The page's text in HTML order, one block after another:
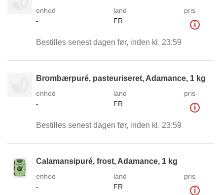
enhed
-
land
FR
pris
i
Bestilles senest dagen før, inden kl. 23:59
Brombærpuré, pasteuriseret, Adamance, 1 kg
enhed
-
land
FR
pris
i
Bestilles senest dagen før, inden kl. 23:59
Calamansipuré, frost, Adamance, 1 kg
enhed
-
land
FR
pris
i